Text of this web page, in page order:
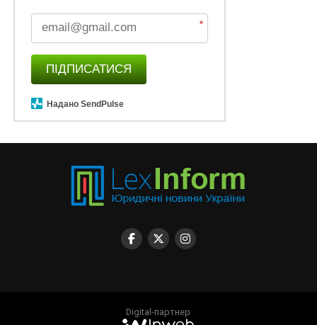
*
ПІДПИСАТИСЯ
Надано SendPulse
Digital-партнер